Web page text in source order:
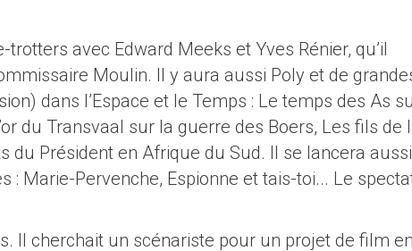
avec Edward Meeks et Yves Rénier, qu’il
Moulin. Il y aura aussi Poly et de
dans l’Espace et le Temps : Le temps des As
du Transvaal sur la guerre des Boers, Les fils de
du Président en Afrique du Sud. Il se lancera aussi
: Marie-Pervenche, Espionne et tais-toi... Le
Il cherchait un scénariste pour un projet de film en